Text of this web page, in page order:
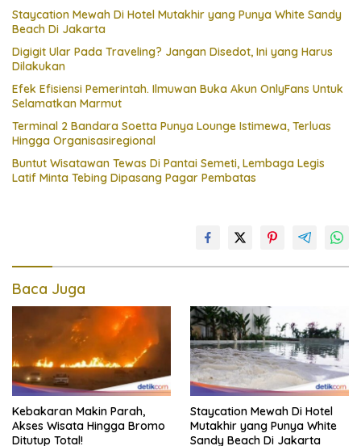
Staycation Mewah Di Hotel Mutakhir yang Punya White Sandy
Beach Di Jakarta
Digigit Ular Pada Traveling? Jangan Disedot, Ini yang Harus
Dilakukan
Efek Efisiensi Pemerintah. Ilmuwan Buka Akun OnlyFans Untuk
Selamatkan Marmut
Terminal 2 Bandara Soetta Punya Lounge Istimewa, Terluas
Hingga Organisasiregional
Buntut Wisatawan Tewas Di Pantai Semeti, Lembaga Legis
Latif Minta Tebing Dipasang Pagar Pembatas
Baca Juga
Kebakaran Makin Parah,
Akses Wisata Hingga Bromo
Ditutup Total!
Staycation Mewah Di Hotel
Mutakhir yang Punya White
Sandy Beach Di Jakarta